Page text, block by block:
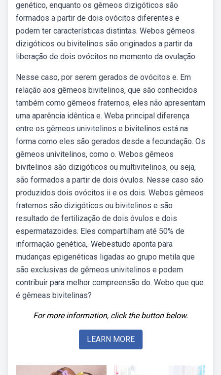
genético, enquanto os gêmeos dizigóticos são
formados a partir de dois ovócitos diferentes e
podem ter características distintas. Webos gêmeos
dizigóticos ou bivitelinos são originados a partir da
liberação de dois ovócitos no momento da ovulação.
Nesse caso, por serem gerados de ovócitos e. Em
relação aos gêmeos bivitelinos, que são conhecidos
também como gêmeos fraternos, eles não apresentam
uma aparência idêntica e. Weba principal diferença
entre os gêmeos univitelinos e bivitelinos está na
forma como eles são gerados desde a fecundação. Os
gêmeos univitelinos, como o. Webos gêmeos
bivitelinos são dizigóticos ou multivitelinos, ou seja,
são formados a partir de dois óvulos. Nesse caso são
produzidos dois ovócitos ii e os dois. Webos gêmeos
fraternos são dizigóticos ou bivitelinos e são
resultado de fertilização de dois óvulos e dois
espermatazoides. Eles compartilham até 50% de
informação genética,. Webestudo aponta para
mudanças epigenéticas ligadas ao grupo metila que
são exclusivas de gêmeos univitelinos e podem
contribuir para melhor compreensão do. Webo que que
é gêmeas bivitelinas?
For more information, click the button below.
LEARN MORE